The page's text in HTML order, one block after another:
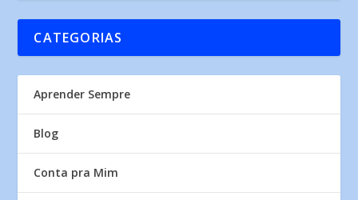
CATEGORIAS
Aprender Sempre
Blog
Conta pra Mim